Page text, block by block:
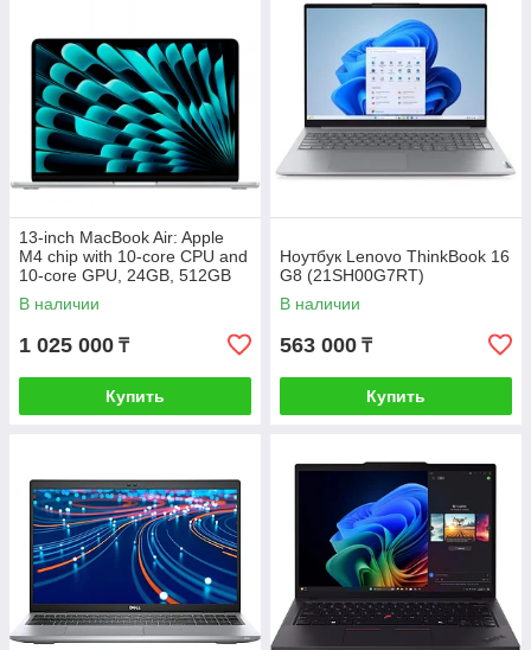
13-inch MacBook Air: Apple
M4 chip with 10-core CPU and
10-core GPU, 24GB, 512GB
SSD - Silver,Model A3240
(MC654RU/A)
В наличии
1 025 000 ₸
Купить
Ноутбук Lenovo ThinkBook 16
G8 (21SH00G7RT)
В наличии
563 000 ₸
Купить